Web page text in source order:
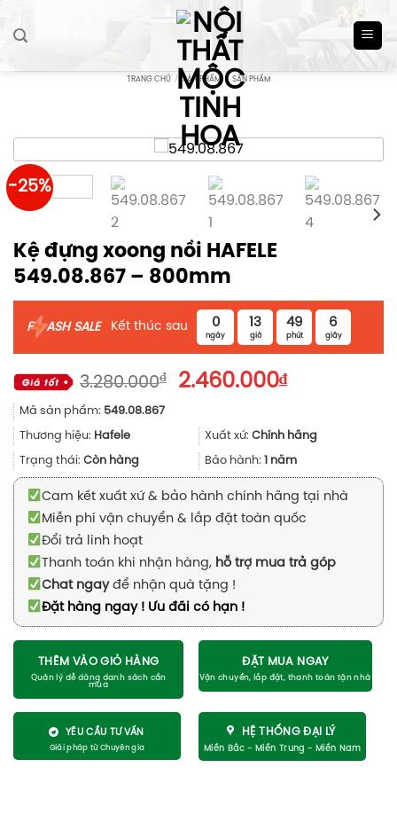
TRANG CHỦ / SẢN PHẨM / SẢN PHẨM
-25%
Kệ đựng xoong nồi HAFELE
549.08.867 – 800mm
F ASH SALE Kết thúc sau 0
ngày
13
giờ
49
phút
6
giây
3.280.000₫
Giá
3.280.000₫.
2.460.000₫Giá
là:
2.460.000₫.
Mã sản phẩm: 549.08.867
Thương hiệu: Hafele Xuất xứ: Chính hãng
Trạng thái: Còn hàng Bảo hành: 1 năm
Cam kết xuất xứ & bảo hành chính hãng tại nhà
Miễn phí vận chuyển & lắp đặt toàn quốc
Đổi trả linh hoạt
Thanh toán khi nhận hàng, hỗ trợ mua trả góp
Chat ngayđể nhận quà tặng !
Đặt hàng ngay ! Ưu đãi có hạn !
THÊM VÀO GIỎ HÀNG ĐẶT MUA NGAY
YÊU CẦU TƯ VẤN HỆ THỐNG ĐẠI LÝ